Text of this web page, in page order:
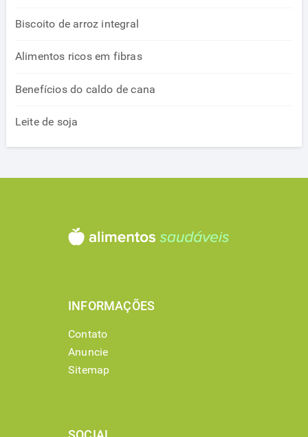
Biscoito de arroz integral
Alimentos ricos em fibras
Benefícios do caldo de cana
Leite de soja
INFORMAÇÕES
Contato
Anuncie
Sitemap